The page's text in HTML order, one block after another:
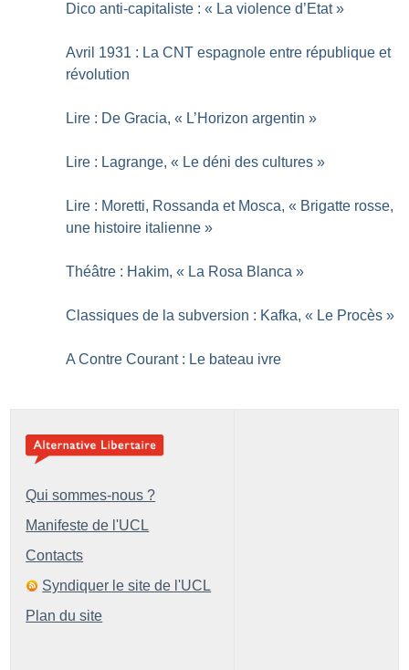
Dico anti-capitaliste : « La violence d’Etat »
Avril 1931 : La CNT espagnole entre république et
révolution
Lire : De Gracia, « L’Horizon argentin »
Lire : Lagrange, « Le déni des cultures »
Lire : Moretti, Rossanda et Mosca, « Brigatte rosse,
une histoire italienne »
Théâtre : Hakim, « La Rosa Blanca »
Classiques de la subversion : Kafka, « Le Procès »
A Contre Courant : Le bateau ivre
Qui sommes-nous ?
Manifeste de l'UCL
Contacts
Syndiquer le site de l'UCL
Plan du site